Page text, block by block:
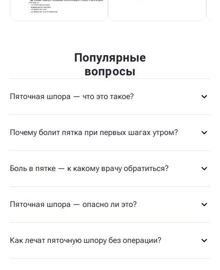
Популярные
вопросы
Пяточная шпора — что это такое?
Почему болит пятка при первых шагах утром?
Боль в пятке — к какому врачу обратиться?
Пяточная шпора — опасно ли это?
Как лечат пяточную шпору без операции?